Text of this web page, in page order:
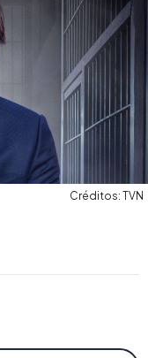
Créditos: TVN